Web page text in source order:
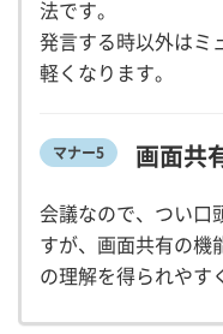
法です。
発言する時以外はミ
軽くなります。
マナー5 画面共
会議なので、つい口
すが、画面共有の機
の理解を得られやす